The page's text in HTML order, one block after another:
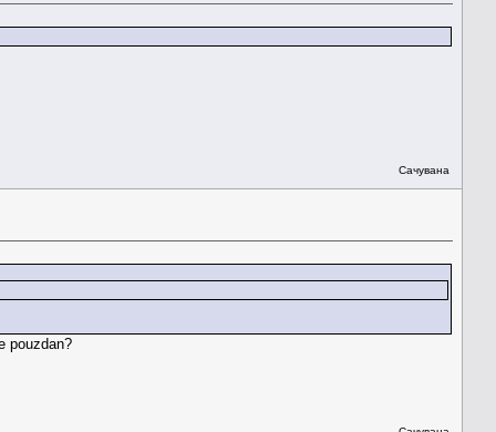
Сачувана
pouzdan?